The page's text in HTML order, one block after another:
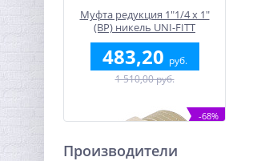
Муфта редукция 1"1/4 x 1"
(ВР) никель UNI-FITT
483,20 руб.
1 510,00 руб.
-68%
Производители